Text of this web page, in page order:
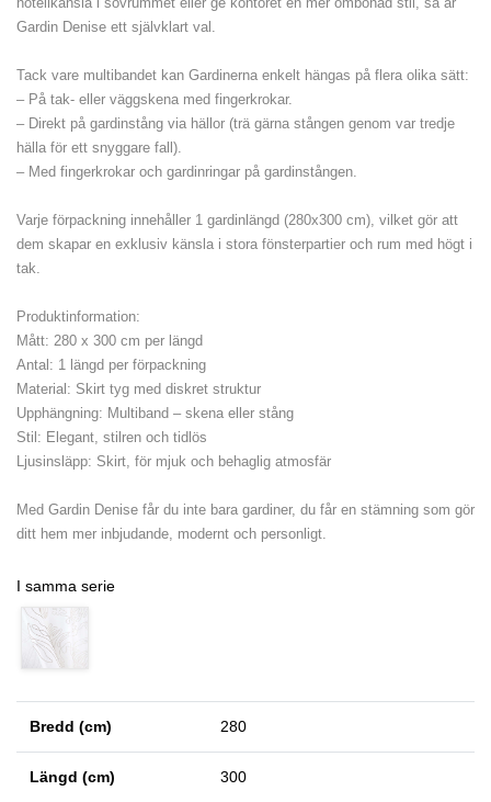
Gardin Denise ett självklart val.
Tack vare multibandet kan Gardinerna enkelt hängas på flera olika sätt:
– På tak- eller väggskena med fingerkrokar.
– Direkt på gardinstång via hällor (trä gärna stången genom var tredje
hälla för ett snyggare fall).
– Med fingerkrokar och gardinringar på gardinstången.
Varje förpackning innehåller 1 gardinlängd (280x300 cm), vilket gör att
dem skapar en exklusiv känsla i stora fönsterpartier och rum med högt i
tak.
Produktinformation:
Mått: 280 x 300 cm per längd
Antal: 1 längd per förpackning
Material: Skirt tyg med diskret struktur
Upphängning: Multiband – skena eller stång
Stil: Elegant, stilren och tidlös
Ljusinsläpp: Skirt, för mjuk och behaglig atmosfär
Med Gardin Denise får du inte bara gardiner, du får en stämning som gör
ditt hem mer inbjudande, modernt och personligt.
I samma serie
Bredd (cm) 280
Längd (cm) 300